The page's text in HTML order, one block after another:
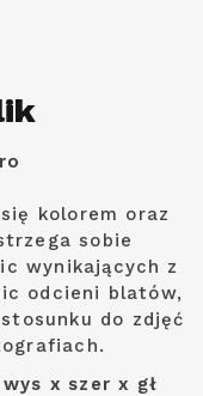
kolorem oraz
sobie
wynikających z
odcieni blatów,
do zdjęć
x szer x gł